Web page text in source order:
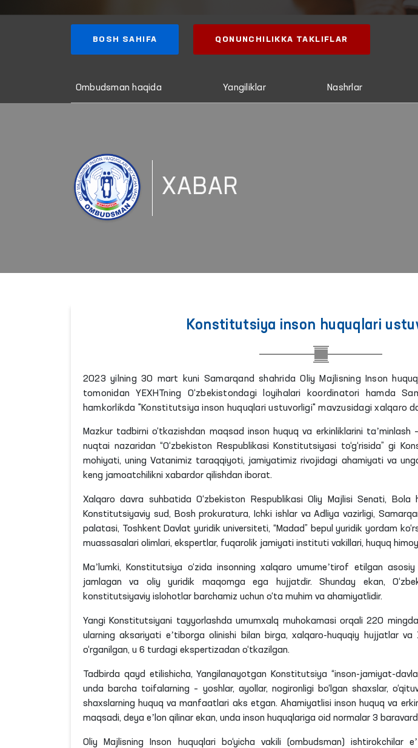
BOSH SAHIFA QONUNCHILIKKA TAKLIFLAR
Ombudsman haqida Yangiliklar Nashrlar
XABAR
Konstitutsiya inson huquqlari
2023 yilning 30 mart kuni Samarqand shahrida Oliy Majlisning Inson
tomonidan YEXHTning O‘zbekistondagi loyihalari koordinatori hamda
hamkorlikda "Konstitutsiya inson huquqlari ustuvorligi" mavzusidagi xalqaro
Mazkur tadbirni o‘tkazishdan maqsad inson huquq va erkinliklarini taʼminlash
nuqtai nazaridan “O‘zbekiston Respublikasi Konstitutsiyasi to‘g‘risida”gi
mohiyati, uning Vatanimiz taraqqiyoti, jamiyatimiz rivojidagi ahamiyati va
keng jamoatchilikni xabardor qilishdan iborat.
Xalqaro davra suhbatida O‘zbekiston Respublikasi Oliy Majlisi Senati, Bola
Konstitutsiyaviy sud, Bosh prokuratura, Ichki ishlar va Adliya vazirligi,
palatasi, Toshkent Davlat yuridik universiteti, “Madad” bepul yuridik yordam
muassasalari olimlari, ekspertlar, fuqarolik jamiyati instituti vakillari, huquq
Maʼlumki, Konstitutsiya o‘zida insonning xalqaroumumeʼtirof etilgan asosiy
jamlagan va oliy yuridik maqomga ega hujjatdir. Shunday ekan,
konstitutsiyaviy islohotlar barchamiz uchun o‘ta muhim va ahamiyatlidir.
Yangi Konstitutsiyani tayyorlashda umumxalq muhokamasi orqali 220
ularning aksariyati eʼtiborga olinishi bilan birga, xalqaro-huquqiy hujjatlar
o‘rganilgan, u 6 turdagi ekspertizadan o‘tkazilgan.
Tadbirda qayd etilishicha, Yangilanayotgan Konstitutsiya “inson-jamiyat-
unda barcha toifalarning – yoshlar, ayollar, nogironligi bo‘lgan shaxslar,
shaxslarning huquq va manfaatlari aks etgan. Ahamiyatlisi inson huquq va
maqsadi, deya eʼlon qilinar ekan, unda inson huquqlariga oid normalar 3
Oliy Majlisning Inson huquqlari bo‘yicha vakili (ombudsman) ishtirokchilar